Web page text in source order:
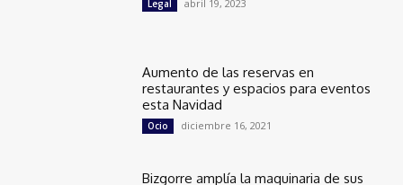
Legal abril 19, 2023
Aumento de las reservas en
restaurantes y espacios para eventos
esta Navidad
Ocio diciembre 16, 2021
Bizgorre amplía la maquinaria de sus